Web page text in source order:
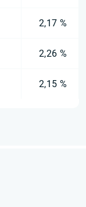
2,17 %
2,26 %
2,15 %